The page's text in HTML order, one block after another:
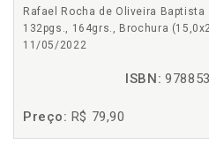
Rafael Rocha de Oliveira Baptista
132pgs., 164grs., Brochura
11/05/2022
ISBN:
Preço: R$ 79,90